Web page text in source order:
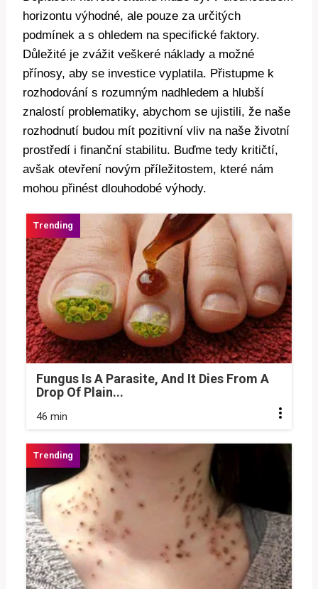
horizontu výhodné, ale pouze za určitých
podmínek a s ohledem na specifické faktory.
Důležité je zvážit veškeré náklady a možné
přínosy, aby se investice vyplatila. Přistupme k
rozhodování s rozumným nadhledem a hlubší
znalostí problematiky, abychom se ujistili, že naše
rozhodnutí budou mít pozitivní vliv na naše životní
prostředí i finanční stabilitu. Buďme tedy kritičtí,
avšak otevření novým příležitostem, které nám
mohou přinést dlouhodobé výhody.
Fungus Is A Parasite, And It Dies From A
Drop Of Plain...
46 min